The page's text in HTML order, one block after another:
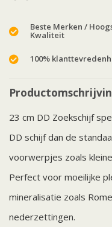
Beste Merken /
Kwaliteit
100%
23 cm DD Zoekschijf
DD schijf dan de
voorwerpjes zoals
Perfect voor moeilijke
mineralisatie zoals
nederzettingen.